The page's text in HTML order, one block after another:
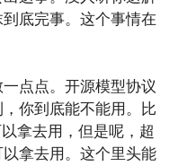
底完事。这个事情在
点点。开源模型协议
你到底能不能用。比
拿去用，但是呢，超
拿去用。这个里头能